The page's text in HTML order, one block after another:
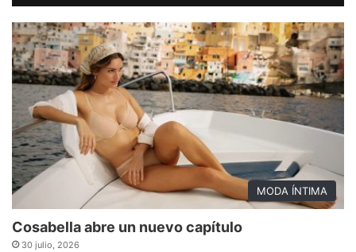
MODA ÍNTIMA
Cosabella abre un nuevo capítulo
30 julio, 2026